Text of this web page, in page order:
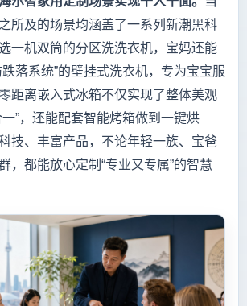
所及的场景均涵盖了一系列新潮黑科
一机双筒的分区洗洗衣机，宝妈还能
落系统”的壁挂式洗衣机，专为宝宝服
距离嵌入式冰箱不仅实现了整体美观
”，还能配套智能烤箱做到一键烘
、丰富产品，不论年轻一族、宝爸
，都能放心定制“专业又专属”的智慧